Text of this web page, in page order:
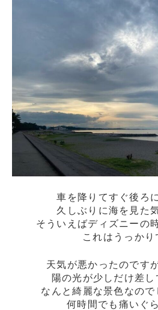
車を降りてすぐ後ろ
久しぶりに海を見た
そういえばディズニーの
これはうっかり
天気が悪かったのです
陽の光が少しだけ差し
なんと綺麗な景色なので
何時間でも痛いぐ